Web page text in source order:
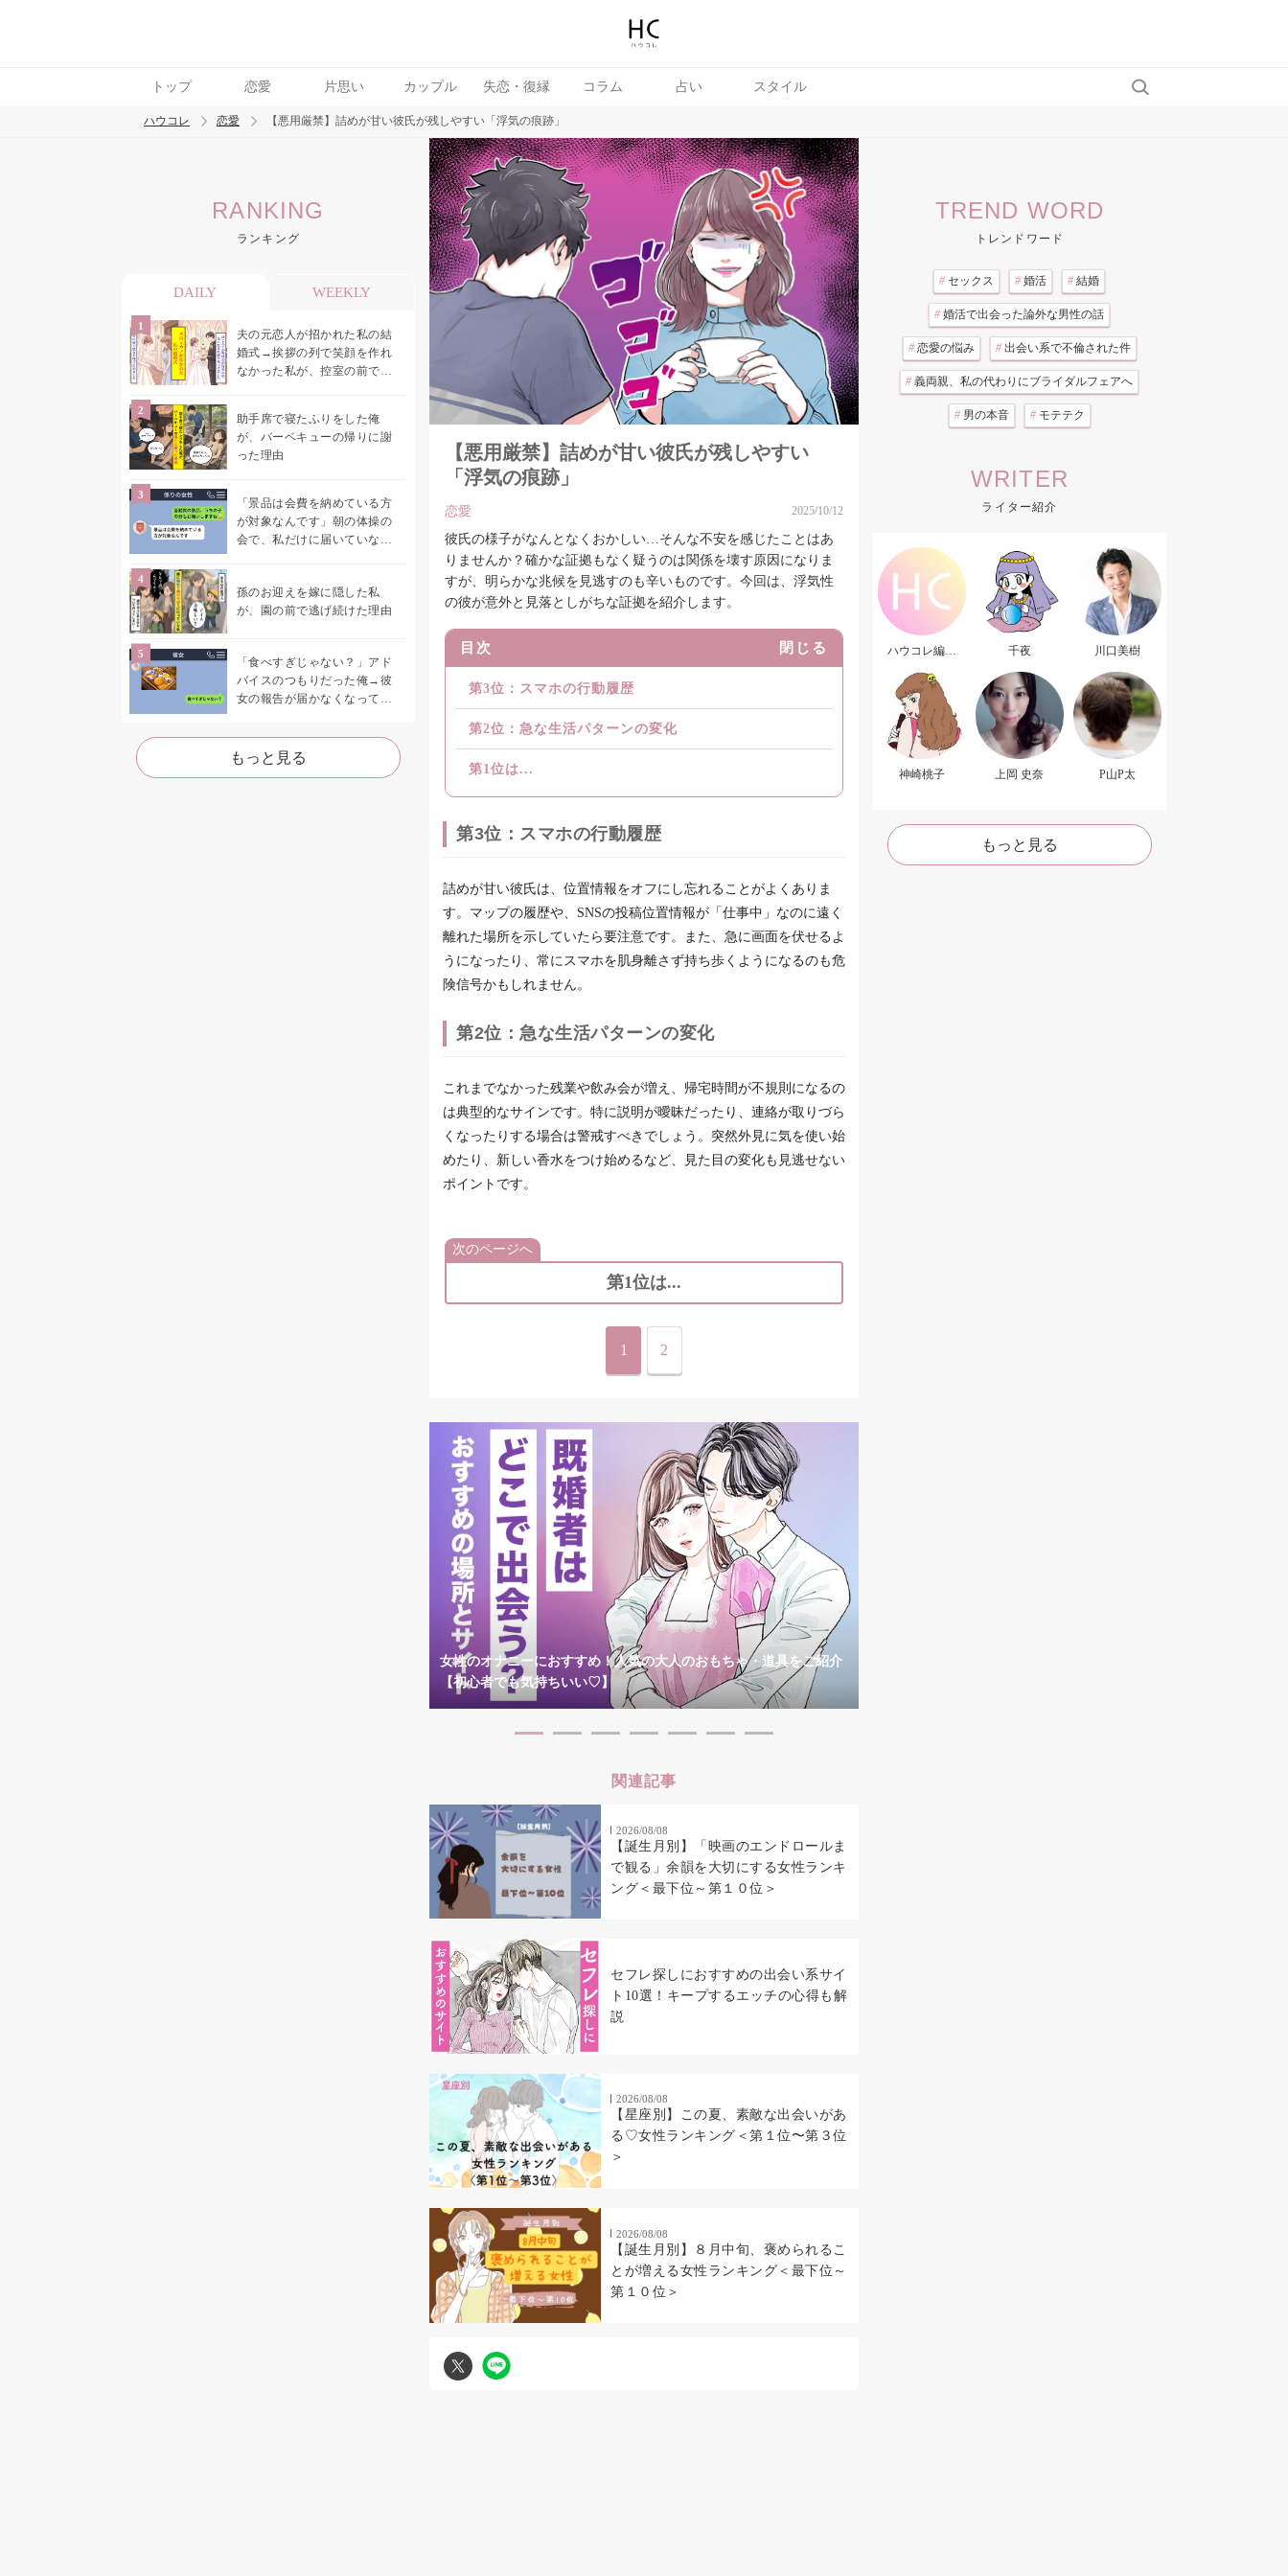
トップ 恋愛 片思い カップル 失恋・復縁 コラム 占い スタイル
トレンド ワード
ハウコレ 恋愛 【悪用厳禁】詰めが甘い彼氏が残しやすい「浮気の痕跡」
RANKING
ランキング
DAILY WEEKLY
夫の元恋人が招かれた私の結
婚式→挨拶の列で笑顔を作れ
なかった私が、控室の前で彼
助手席で寝たふりをした俺
が、バーベキューの帰りに謝
った理由
「景品は会費を納めている方
が対象なんです」朝の体操の
会で、私だけに届いていなか
孫のお迎えを嫁に隠した私
が、園の前で逃げ続けた理由
「食べすぎじゃない？」アド
バイスのつもりだった俺→彼
女の報告が届かなくなって、
た
もっと見る
【悪用厳禁】詰めが甘い彼氏が残しやすい
「浮気の痕跡」
恋愛 2025/10/12
彼氏の様子がなんとなくおかしい…そんな不安を感じたことはあ
りませんか？確かな証拠もなく疑うのは関係を壊す原因になりま
すが、明らかな兆候を見逃すのも辛いものです。今回は、浮気性
の彼が意外と見落としがちな証拠を紹介します。
目次 閉じる
第3位：スマホの行動履歴
第2位：急な生活パターンの変化
第1位は...
第3位：スマホの行動履歴
詰めが甘い彼氏は、位置情報をオフにし忘れることがよくありま
す。マップの履歴や、SNSの投稿位置情報が「仕事中」なのに遠く
離れた場所を示していたら要注意です。また、急に画面を伏せるよ
うになったり、常にスマホを肌身離さず持ち歩くようになるのも危
険信号かもしれません。
第2位：急な生活パターンの変化
これまでなかった残業や飲み会が増え、帰宅時間が不規則になるの
は典型的なサインです。特に説明が曖昧だったり、連絡が取りづら
くなったりする場合は警戒すべきでしょう。突然外見に気を使い始
めたり、新しい香水をつけ始めるなど、見た目の変化も見逃せない
ポイントです。
次のページへ
第1位は...
1 2
女性のオナニーにおすすめ！人気の大人のおもちゃ・道具をご紹介
【初心者でも気持ちいい♡】
関連記事
2026/08/08
【誕生月別】「映画のエンドロールま
で観る」余韻を大切にする女性ランキ
ング＜最下位～第１０位＞
セフレ探しにおすすめの出会い系サイ
ト10選！キープするエッチの心得も解
説
2026/08/08
【星座別】この夏、素敵な出会いがあ
る♡女性ランキング＜第１位〜第３位
＞
2026/08/08
【誕生月別】８月中旬、褒められるこ
とが増える女性ランキング＜最下位～
第１０位＞
TREND WORD
トレンドワード
# セックス # 婚活 # 結婚
# 婚活で出会った論外な男性の話
# 恋愛の悩み # 出会い系で不倫された件
# 義両親、私の代わりにブライダルフェアへ
# 男の本音 # モテテク
WRITER
ライター紹介
ハウコレ編集
千夜 川口美樹
神崎桃子 上岡 史奈 P山P太
もっと見る